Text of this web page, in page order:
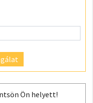
Ön helyett!